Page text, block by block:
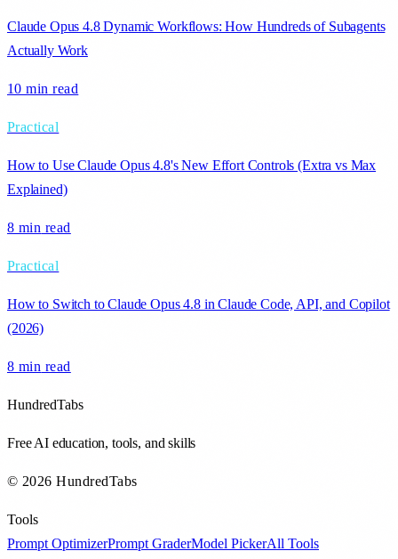
Claude Opus 4.8 Dynamic Workflows: How Hundreds of Subagents
Actually Work
10 min read
Practical
How to Use Claude Opus 4.8's New Effort Controls (Extra vs Max
Explained)
8 min read
Practical
How to Switch to Claude Opus 4.8 in Claude Code, API, and Copilot
(2026)
8 min read
HundredTabs
Free AI education, tools, and skills
© 2026 HundredTabs
Tools
Prompt OptimizerPrompt GraderModel PickerAll Tools